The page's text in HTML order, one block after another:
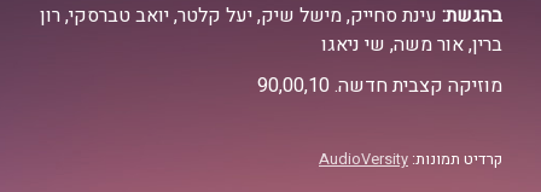
בהגשת: עינת סחייק, מישל שיק, יעל קלטר, יואב טברסקי, רון
ברין, אור משה, שי ניאגו
מוזיקה קצבית חדשה. 90,00,10
קרדיט תמונות: AudioVersity